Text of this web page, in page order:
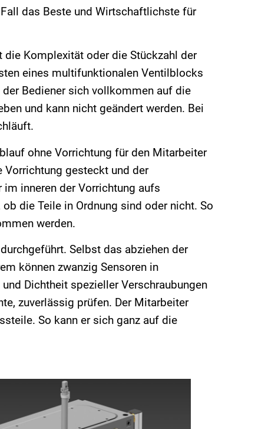
das Beste und Wirtschaftlichste für
die Komplexität oder die Stückzahl der
eines multifunktionalen Ventilblocks
Bediener sich vollkommen auf die
und kann nicht geändert werden. Bei
ohne Vorrichtung für den Mitarbeiter
gesteckt und der
inneren der Vorrichtung aufs
die Teile in Ordnung sind oder nicht. So
werden.
Selbst das abziehen der
können zwanzig Sensoren in
Dichtheit spezieller Verschraubungen
zuverlässig prüfen. Der Mitarbeiter
So kann er sich ganz auf die